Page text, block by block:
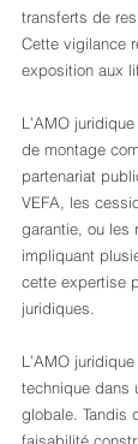
transferts de
Cette vigilance
exposition aux
L’AMO
de montage
partenariat
VEFA, les
garantie, ou les
impliquant
cette expertise
juridiques.
L’AMO
technique dans
globale. Tandis